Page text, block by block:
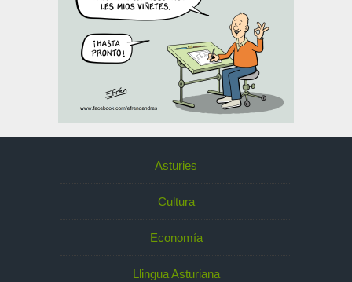
Asturies
Cultura
Economía
Llingua Asturiana